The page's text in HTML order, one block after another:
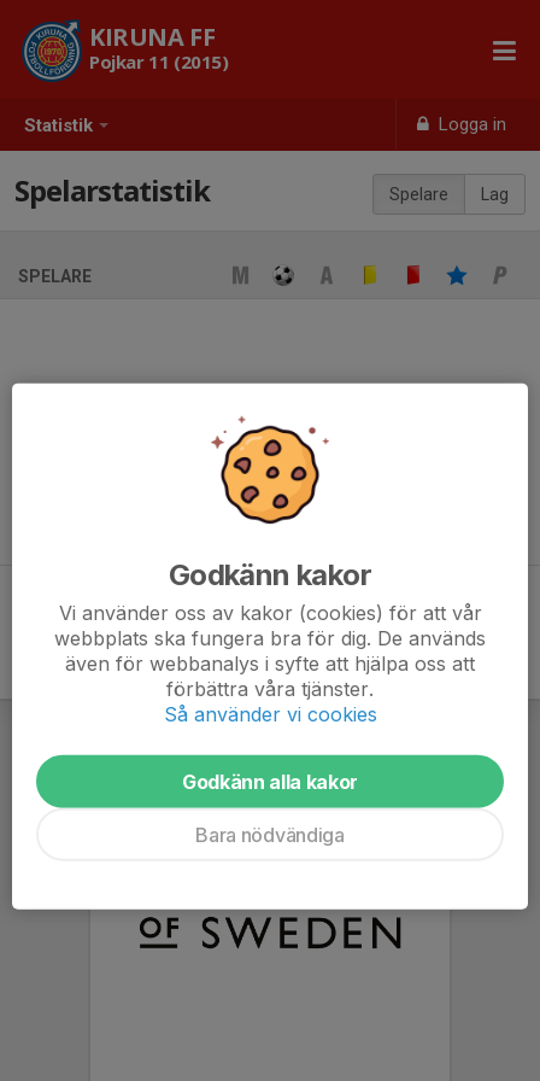
Statistik Logga in
KIRUNA FF
Pojkar 11 (2015)
Spelare Lag
Spelarstatistik
SPELARE
När ni fyller i uppställning på respektive match visas statistiken
automatiskt på denna sida
Godkänn kakor
Vi använder oss av kakor (cookies) för att vår
webbplats ska fungera bra för dig. De används
även för webbanalys i syfte att hjälpa oss att
förbättra våra tjänster.
Så använder vi cookies
Godkänn alla kakor
Bara nödvändiga